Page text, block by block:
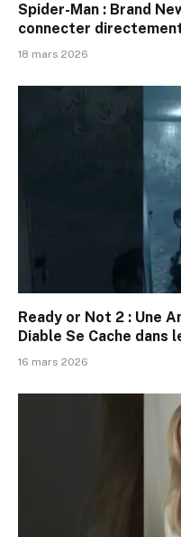
Spider-Man : Brand
connecter
18 mars 2026
Ready or Not 2 : Une
Diable Se Cache dans
16 mars 2026